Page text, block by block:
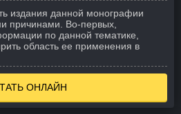
издания данной монографии
причинами. Во-первых,
по данной тематике,
область ее применения в
ОНЛАЙН